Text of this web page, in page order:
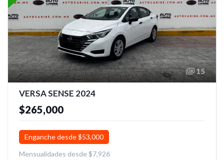
15
VERSA SENSE 2024
$265,000
Enganche desde $53,000
Mensualidades desde $7,926